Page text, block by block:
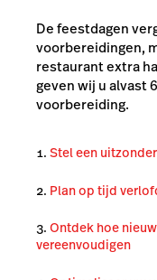
De feestdagen
voorbereidingen,
restaurant extra
geven wij u alvast
voorbereiding.
Stel een
Plan op tijd
Ontdek hoe
vereenvoudigen